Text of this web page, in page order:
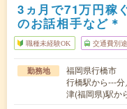
3ヵ月で71万円稼
のお話相手など＊
職種未経験OK 交通費別
勤務地
福岡県行橋市
行橋駅から---
津(福岡県)駅か